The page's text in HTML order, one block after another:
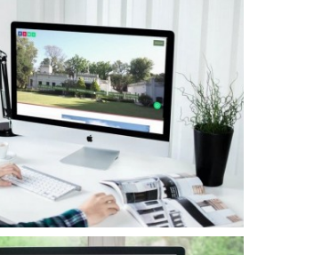
Diseño Web para Estancia
Trabajos Web